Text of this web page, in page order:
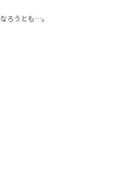
ろうとも…。